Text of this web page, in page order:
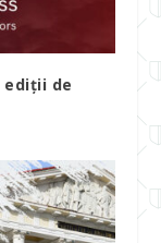
ediții de